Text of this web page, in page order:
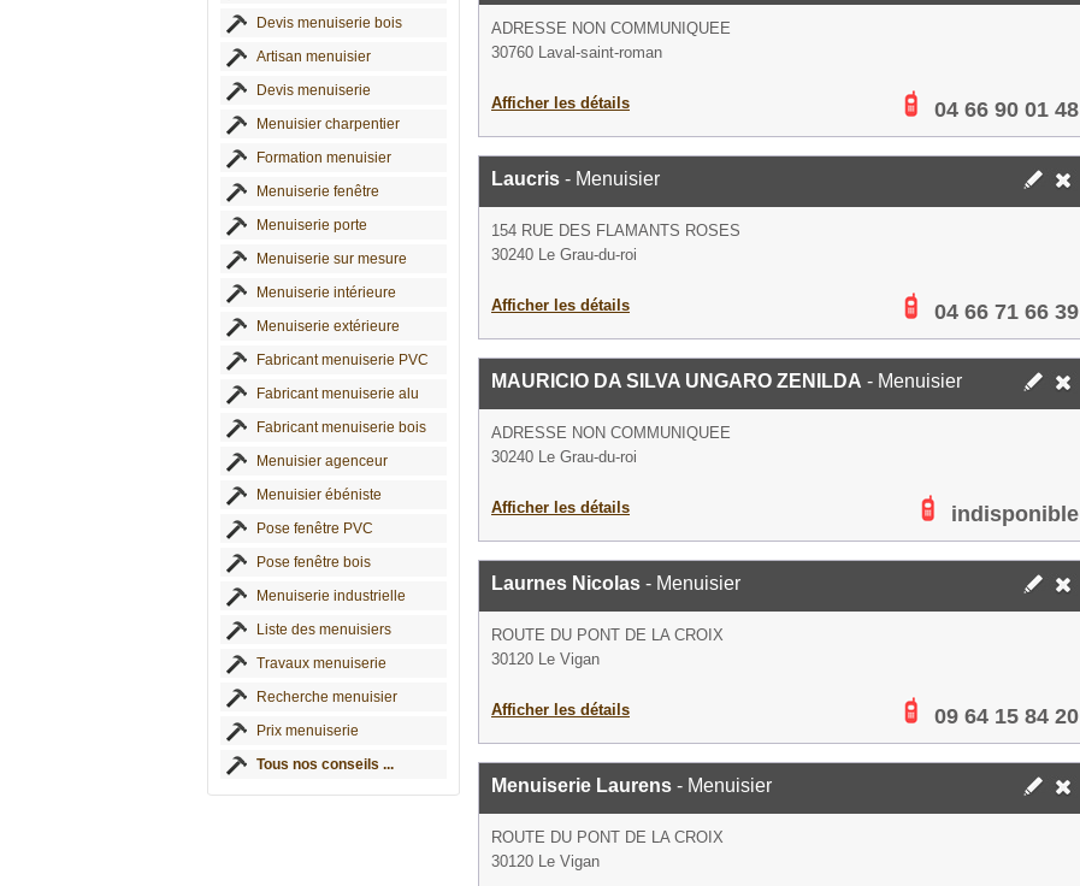
Devis menuiserie bois
Artisan menuisier
Devis menuiserie
Menuisier charpentier
Formation menuisier
Menuiserie fenêtre
Menuiserie porte
Menuiserie sur mesure
Menuiserie intérieure
Menuiserie extérieure
Fabricant menuiserie PVC
Fabricant menuiserie alu
Fabricant menuiserie bois
Menuisier agenceur
Menuisier ébéniste
Pose fenêtre PVC
Pose fenêtre bois
Menuiserie industrielle
Liste des menuisiers
Travaux menuiserie
Recherche menuisier
Prix menuiserie
Tous nos conseils ...
ADRESSE NON COMMUNIQUEE
30760 Laval-saint-roman
Afficher les détails 04 66 90 01 48
Laucris - Menuisier
154 RUE DES FLAMANTS ROSES
30240 Le Grau-du-roi
Afficher les détails 04 66 71 66 39
MAURICIO DA SILVA UNGARO ZENILDA - Menuisier
ADRESSE NON COMMUNIQUEE
30240 Le Grau-du-roi
Afficher les détails indisponible
Laurnes Nicolas - Menuisier
ROUTE DU PONT DE LA CROIX
30120 Le Vigan
Afficher les détails 09 64 15 84 20
Menuiserie Laurens - Menuisier
ROUTE DU PONT DE LA CROIX
30120 Le Vigan